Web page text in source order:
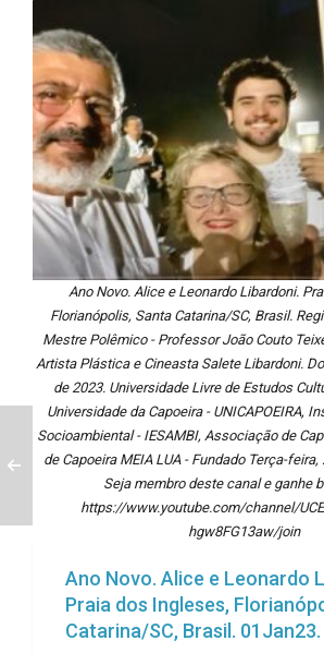
Ano Novo. Alice e Leonardo Libardoni.
Florianópolis, Santa Catarina/SC, Brasil.
Mestre Polêmico - Professor João Couto
Artista Plástica e Cineasta Salete Libardoni.
de 2023. Universidade Livre de Estudos
Universidade da Capoeira - UNICAPOEIRA,
Socioambiental - IESAMBI, Associação de
de Capoeira MEIA LUA - Fundado Terça-
Seja membro deste canal e ganhe
https://www.youtube.com/channel/
hgw8FG13aw/join
Ano Novo. Alice e Leonardo
Praia dos Ingleses,
Catarina/SC, Brasil. 01Jan23.